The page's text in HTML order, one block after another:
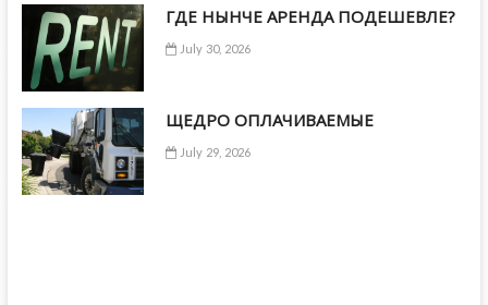
ГДЕ НЫНЧЕ АРЕНДА ПОДЕШЕВЛЕ?
July 30, 2026
ЩЕДРО ОПЛАЧИВАЕМЫЕ
July 29, 2026